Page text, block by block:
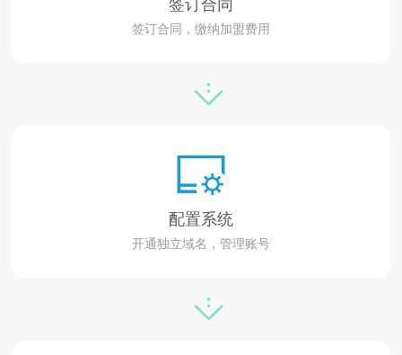
签订合同
签订合同，缴纳加盟费用
配置系统
开通独立域名，管理账号